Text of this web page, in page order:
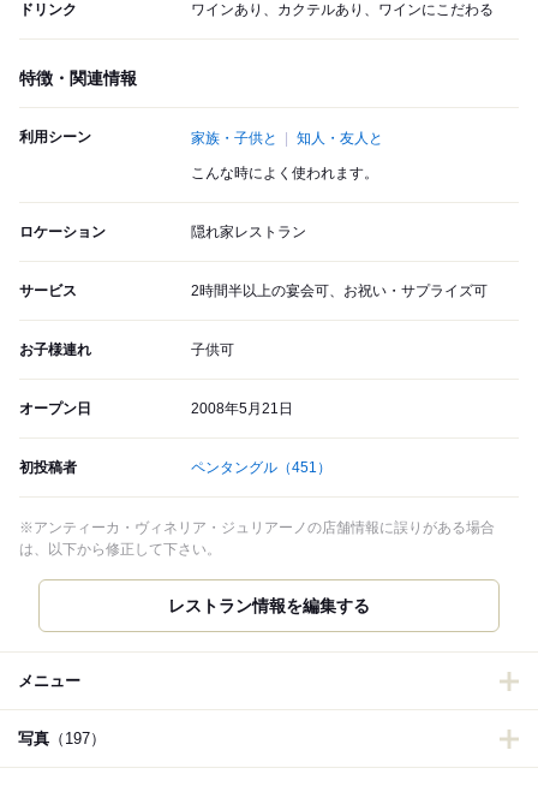
ドリンク ワインあり、カクテルあり、ワインにこだわる
特徴・関連情報
利用シーン 家族・子供と 知人・友人と
こんな時によく使われます。
ロケーション 隠れ家レストラン
サービス 2時間半以上の宴会可、お祝い・サプライズ可
お子様連れ 子供可
オープン日 2008年5月21日
初投稿者 ペンタングル （451）
※アンティーカ・ヴィネリア・ジュリアーノの店舗情報に誤りがある場合
は、以下から修正して下さい。
レストラン情報を編集する
メニュー
写真 （197）